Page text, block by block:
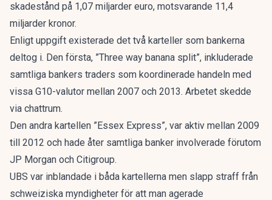
skadestånd på 1,07 miljarder euro, motsvarande 11,4
miljarder kronor.
Enligt uppgift existerade det två karteller som bankerna
deltog i. Den första, ”Three way banana split”, inkluderade
samtliga bankers traders som koordinerade handeln med
vissa G10-valutor mellan 2007 och 2013. Arbetet skedde
via chattrum.
Den andra kartellen ”Essex Express”, var aktiv mellan 2009
till 2012 och hade åter samtliga banker involverade förutom
JP Morgan och Citigroup.
UBS var inblandade i båda kartellerna men slapp straff från
schweiziska myndigheter för att man agerade